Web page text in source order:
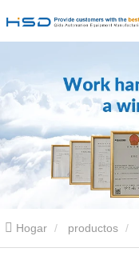
Hogar productos